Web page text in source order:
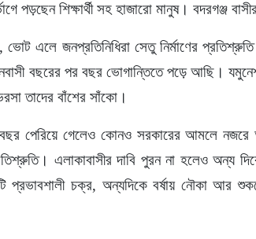
পড়ছেন শিক্ষার্থী সহ হাজারো মানুষ। বদরগঞ্জ
ভোট এলে জনপ্রতিনিধিরা সেতু নির্মাণের
বছরের পর বছর ভোগান্তিতে পড়ে আছি।
তাদের বাঁশের সাঁকো।
পেরিয়ে গেলেও কোনও সরকারের আমলে নজরে
এলাকাবাসীর দাবি পুরন না হলেও অন্য
প্রভাবশালী চক্র, অন্যদিকে বর্ষায় নৌকা আর